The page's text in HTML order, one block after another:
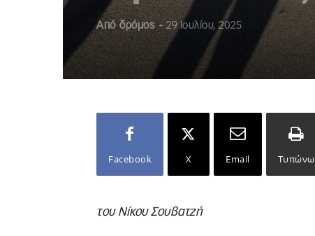
Από δρόμος - 29 Ιουλίου, 2025
Facebook X Email Τυπώνω
του Νίκου Σουβατζή